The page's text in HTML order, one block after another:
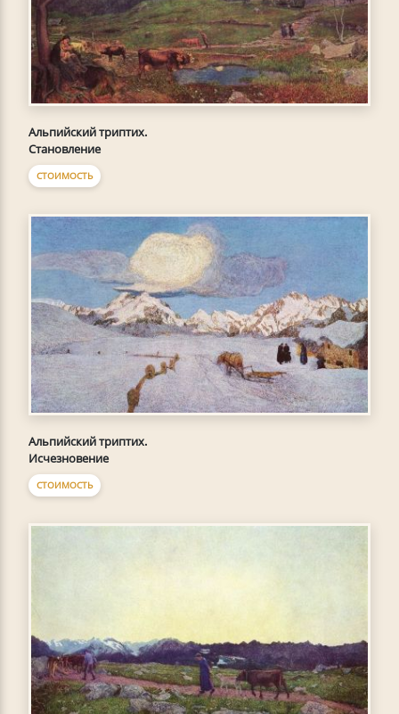
Альпийский триптих.
Становление
СТОИМОСТЬ
Альпийский триптих.
Исчезновение
СТОИМОСТЬ